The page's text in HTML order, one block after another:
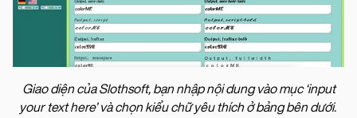
Giao diện của Slothsoft, bạn nhập nội dung vào mục ‘input
your text here’ và chọn kiểu chữ yêu thích ở bảng bên dưới.